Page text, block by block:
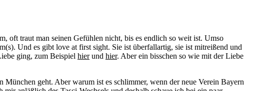
oft traut man seinen Gefühlen nicht, bis es endlich so weit ist. Umso
Und es gibt love at first sight. Sie ist überfallartig, sie ist mitreißend und
ging, zum Beispiel hierund hier. Aber ein bisschen so wie mit der Liebe
geht. Aber warum ist es schlimmer, wenn der neue Verein Bayern